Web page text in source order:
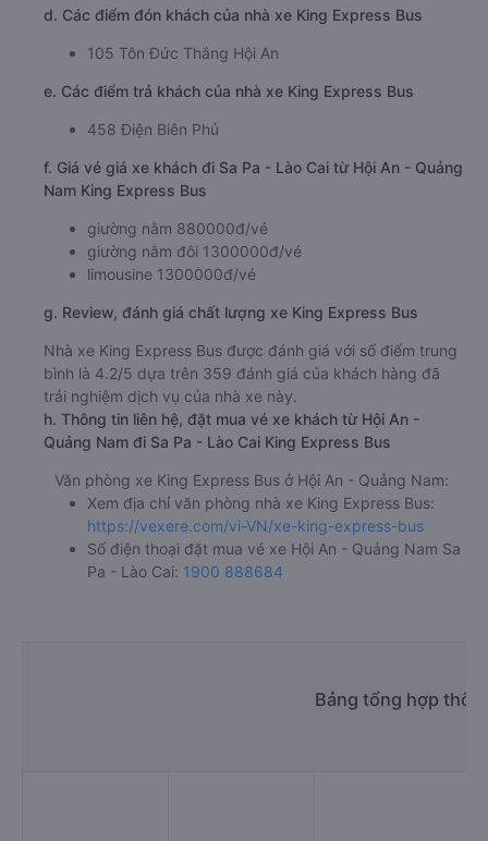
d. Các điểm đón khách của nhà xe King Express Bus
105 Tôn Đức Thắng Hội An
e. Các điểm trả khách của nhà xe King Express Bus
458 Điện Biên Phủ
f. Giá vé giá xe khách đi Sa Pa - Lào Cai từ Hội An - Quảng
Nam King Express Bus
giường nằm 880000đ/vé
giường nằm đôi 1300000đ/vé
limousine 1300000đ/vé
g. Review, đánh giá chất lượng xe King Express Bus
Nhà xe King Express Bus được đánh giá với số điểm trung
bình là 4.2/5 dựa trên 359 đánh giá của khách hàng đã
trải nghiệm dịch vụ của nhà xe này.
h. Thông tin liên hệ, đặt mua vé xe khách từ Hội An -
Quảng Nam đi Sa Pa - Lào Cai King Express Bus
Văn phòng xe King Express Bus ở Hội An - Quảng Nam:
Xem địa chỉ văn phòng nhà xe King Express Bus:
https://vexere.com/vi-VN/xe-king-express-bus
Số điện thoại đặt mua vé xe Hội An - Quảng Nam Sa
Pa - Lào Cai: 1900 888684
Bảng tổng hợp